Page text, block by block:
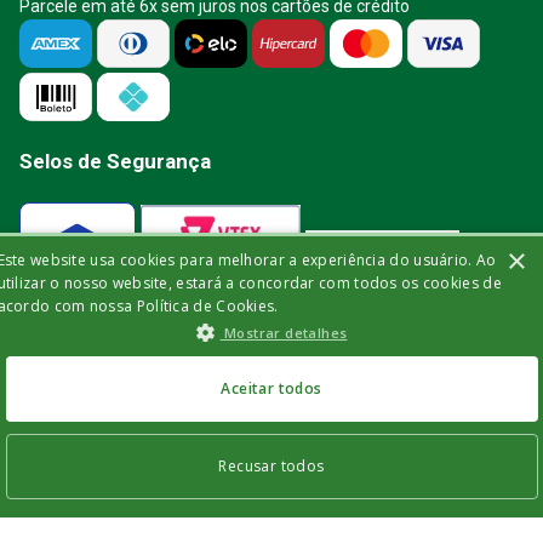
INDISPONÍVEL
Parcele em até 6x sem juros nos cartões de crédito
Selos de Segurança
Verificada por
Bisturi Distribuidora de Material Hospitalar Ltda | Rua Miguel de Frias, 150 -
loja | Icaraí | Niterói - Rio de Janeiro | CEP: 24.220-003 | CNPJ: 32.561.144/0001-
×
website usa cookies para melhorar a experiência do usuário. Ao
o nosso website, estará a concordar com todos os cookies de
com nossa Política de Cookies.
Mostrar detalhes
Aceitar todos
Recusar todos